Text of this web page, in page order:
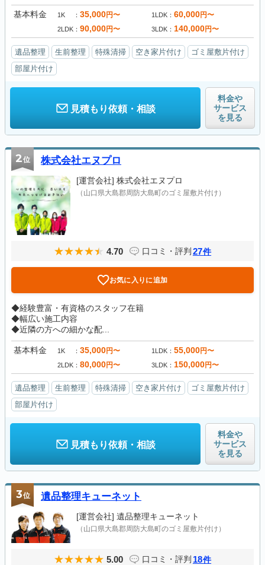
基本料金 1K 35,000円〜 1LDK 60,000円〜
2LDK 90,000円〜 3LDK 140,000円〜
遺品整理 生前整理 特殊清掃 空き家片付け
ゴミ屋敷片付け
部屋片付け
見積もり依頼・相談
料金や
サービス
を見る
2位 株式会社エヌプロ
[運営会社] 株式会社エヌプロ
（山口県大島郡周防大島町のゴミ屋敷片付け）
4.70 口コミ・評判 27件
お気に入りに追加
◆経験豊富・有資格のスタッフ在籍
◆幅広い施工内容
◆近隣の方への細かな配...
基本料金 1K 35,000円〜 1LDK 55,000円〜
2LDK 80,000円〜 3LDK 150,000円〜
遺品整理 生前整理 特殊清掃 空き家片付け
ゴミ屋敷片付け
部屋片付け
見積もり依頼・相談
料金や
サービス
を見る
3位 遺品整理キューネット
[運営会社] 遺品整理キューネット
（山口県大島郡周防大島町のゴミ屋敷片付け）
5.00 口コミ・評判 18件